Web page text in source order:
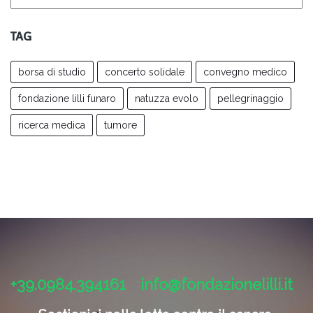
TAG
borsa di studio concerto solidale convegno medico
fondazione lilli funaro natuzza evolo pellegrinaggio
ricerca medica tumore
+39.0984.394161 info@fondazionelilli.it